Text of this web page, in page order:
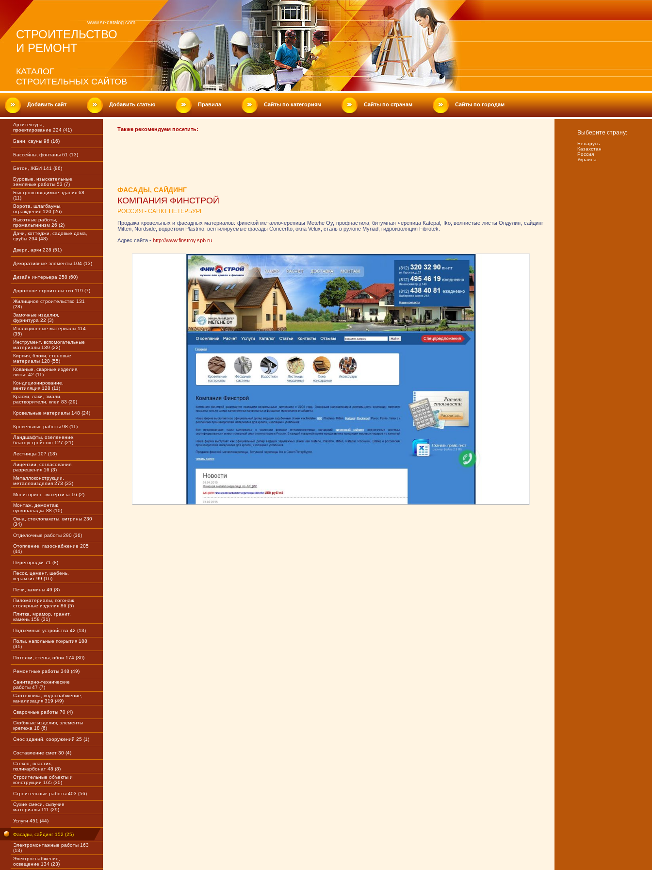
www.sr-catalog.com
СТРОИТЕЛЬСТВО
И РЕМОНТ
КАТАЛОГ
СТРОИТЕЛЬНЫХ САЙТОВ
Добавить сайт Добавить статью Правила Сайты по категориям Сайты по странам Сайты по городам
Архитектура,
проектирование 224 (41)
Бани, сауны 96 (16)
Бассейны, фонтаны 61 (13)
Бетон, ЖБИ 141 (86)
Буровые, изыскательные,
земляные работы 53 (7)
Быстровозводимые здания 68
(11)
Ворота, шлагбаумы,
ограждения 120 (26)
Высотные работы,
промальпинизм 26 (2)
Дачи, коттеджи, садовые дома,
срубы 294 (48)
Двери, арки 228 (51)
Декоративные элементы 104 (13)
Дизайн интерьера 258 (60)
Дорожное строительство 119 (7)
Жилищное строительство 131
(28)
Замочные изделия,
фурнитура 22 (3)
Изоляционные материалы 114
(35)
Инструмент, вспомогательные
материалы 139 (22)
Кирпич, блоки, стеновые
материалы 128 (55)
Кованые, сварные изделия,
литье 42 (11)
Кондиционирование,
вентиляция 128 (11)
Краски, лаки, эмали,
растворители, клеи 83 (29)
Кровельные материалы 148 (24)
Кровельные работы 98 (11)
Ландшафты, озеленение,
благоустройство 127 (21)
Лестницы 107 (18)
Лицензии, согласования,
разрешения 16 (3)
Металлоконструкции,
металлоизделия 273 (33)
Мониторинг, экспертиза 16 (2)
Монтаж, демонтаж,
пусконаладка 88 (10)
Окна, стеклопакеты, витрины 230
(34)
Отделочные работы 290 (36)
Отопление, газоснабжение 205
(44)
Перегородки 71 (8)
Песок, цемент, щебень,
керамзит 99 (16)
Печи, камины 49 (8)
Пиломатериалы, погонаж,
столярные изделия 86 (5)
Плитка, мрамор, гранит,
камень 158 (31)
Подъемные устройства 42 (13)
Полы, напольные покрытия 188
(31)
Потолки, стены, обои 174 (30)
Ремонтные работы 348 (49)
Санитарно-технические
работы 47 (7)
Сантехника, водоснабжение,
канализация 319 (49)
Сварочные работы 70 (4)
Скобяные изделия, элементы
крепежа 18 (6)
Снос зданий, сооружений 25 (1)
Составление смет 30 (4)
Стекло, пластик,
поликарбонат 48 (8)
Строительные объекты и
конструкции 165 (30)
Строительные работы 403 (56)
Сухие смеси, сыпучие
материалы 111 (29)
Услуги 451 (44)
Фасады, сайдинг 152 (25)
Электромонтажные работы 163
(13)
Электроснабжение,
освещение 134 (23)
Также рекомендуем посетить:
ФАСАДЫ, САЙДИНГ
КОМПАНИЯ ФИНСТРОЙ
РОССИЯ - САНКТ ПЕТЕРБУРГ
Продажа кровельных и фасадных материалов: финской металлочерепицы Metehe Oy, профнастила, битумная черепица Katepal, Iko, волнистые листы Ондулин, сайдинг
Mitten, Nordside, водостоки Plastmo, вентилируемые фасады Concertto, окна Velux, сталь в рулоне Myriad, гидроизоляция Fibrotek.
Адрес сайта - http://www.finstroy.spb.ru
Выберите страну:
Беларусь
Казахстан
Россия
Украина